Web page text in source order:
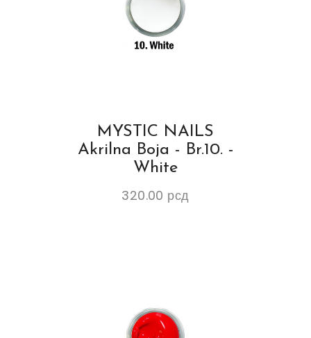
MYSTIC NAILS
Akrilna Boja - Br.10. -
White
320.00 рсд